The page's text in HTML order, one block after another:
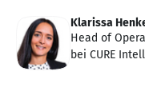
Klarissa
Head of
bei CURE